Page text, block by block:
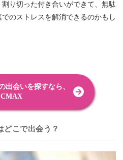
り切った付き合いができて、無駄
のストレスを解消できるのかもし
出会いを探すなら、
どこで出会う？